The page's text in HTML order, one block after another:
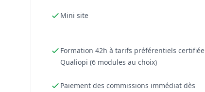
Mini site
Formation 42h à tarifs préférentiels certifiée
Qualiopi (6 modules au choix)
Paiement des commissions immédiat dès